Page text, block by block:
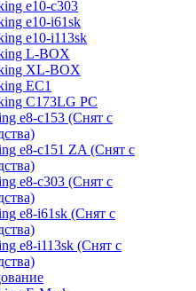
e10-c303
e10-i61sk
e10-i113sk
L-BOX
XL-BOX
EC1
C173LG PC
e8-c153 (Снят с
e8-c151 ZA (Снят с
e8-c303 (Снят с
e8-i61sk (Снят с
e8-i113sk (Снят с